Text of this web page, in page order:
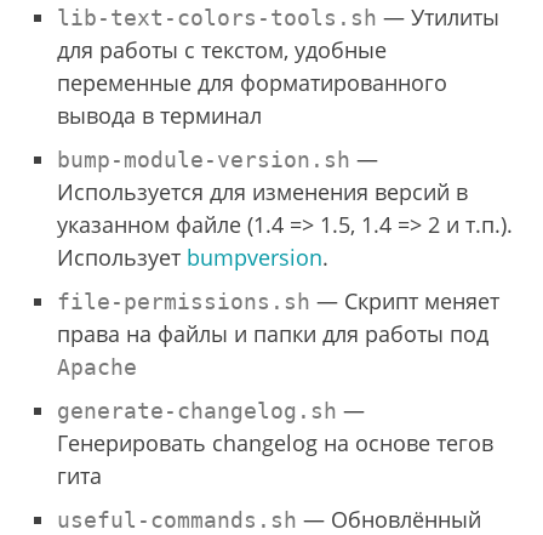
lib-text-colors-tools.sh — Утилиты
для работы с текстом, удобные
переменные для форматированного
вывода в терминал
bump-module-version.sh —
Используется для изменения версий в
указанном файле (1.4 => 1.5, 1.4 => 2 и т.п.).
Использует bumpversion.
file-permissions.sh — Скрипт меняет
права на файлы и папки для работы под
Apache
generate-changelog.sh —
Генерировать changelog на основе тегов
гита
useful-commands.sh — Обновлённый